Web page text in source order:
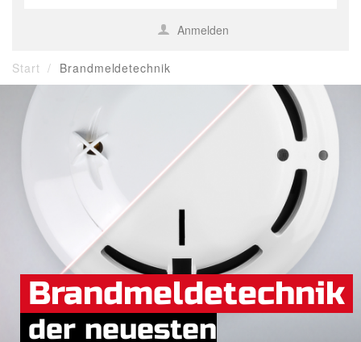
Anmelden
Start Brandmeldetechnik
Brandmeldetechnik
der neuesten